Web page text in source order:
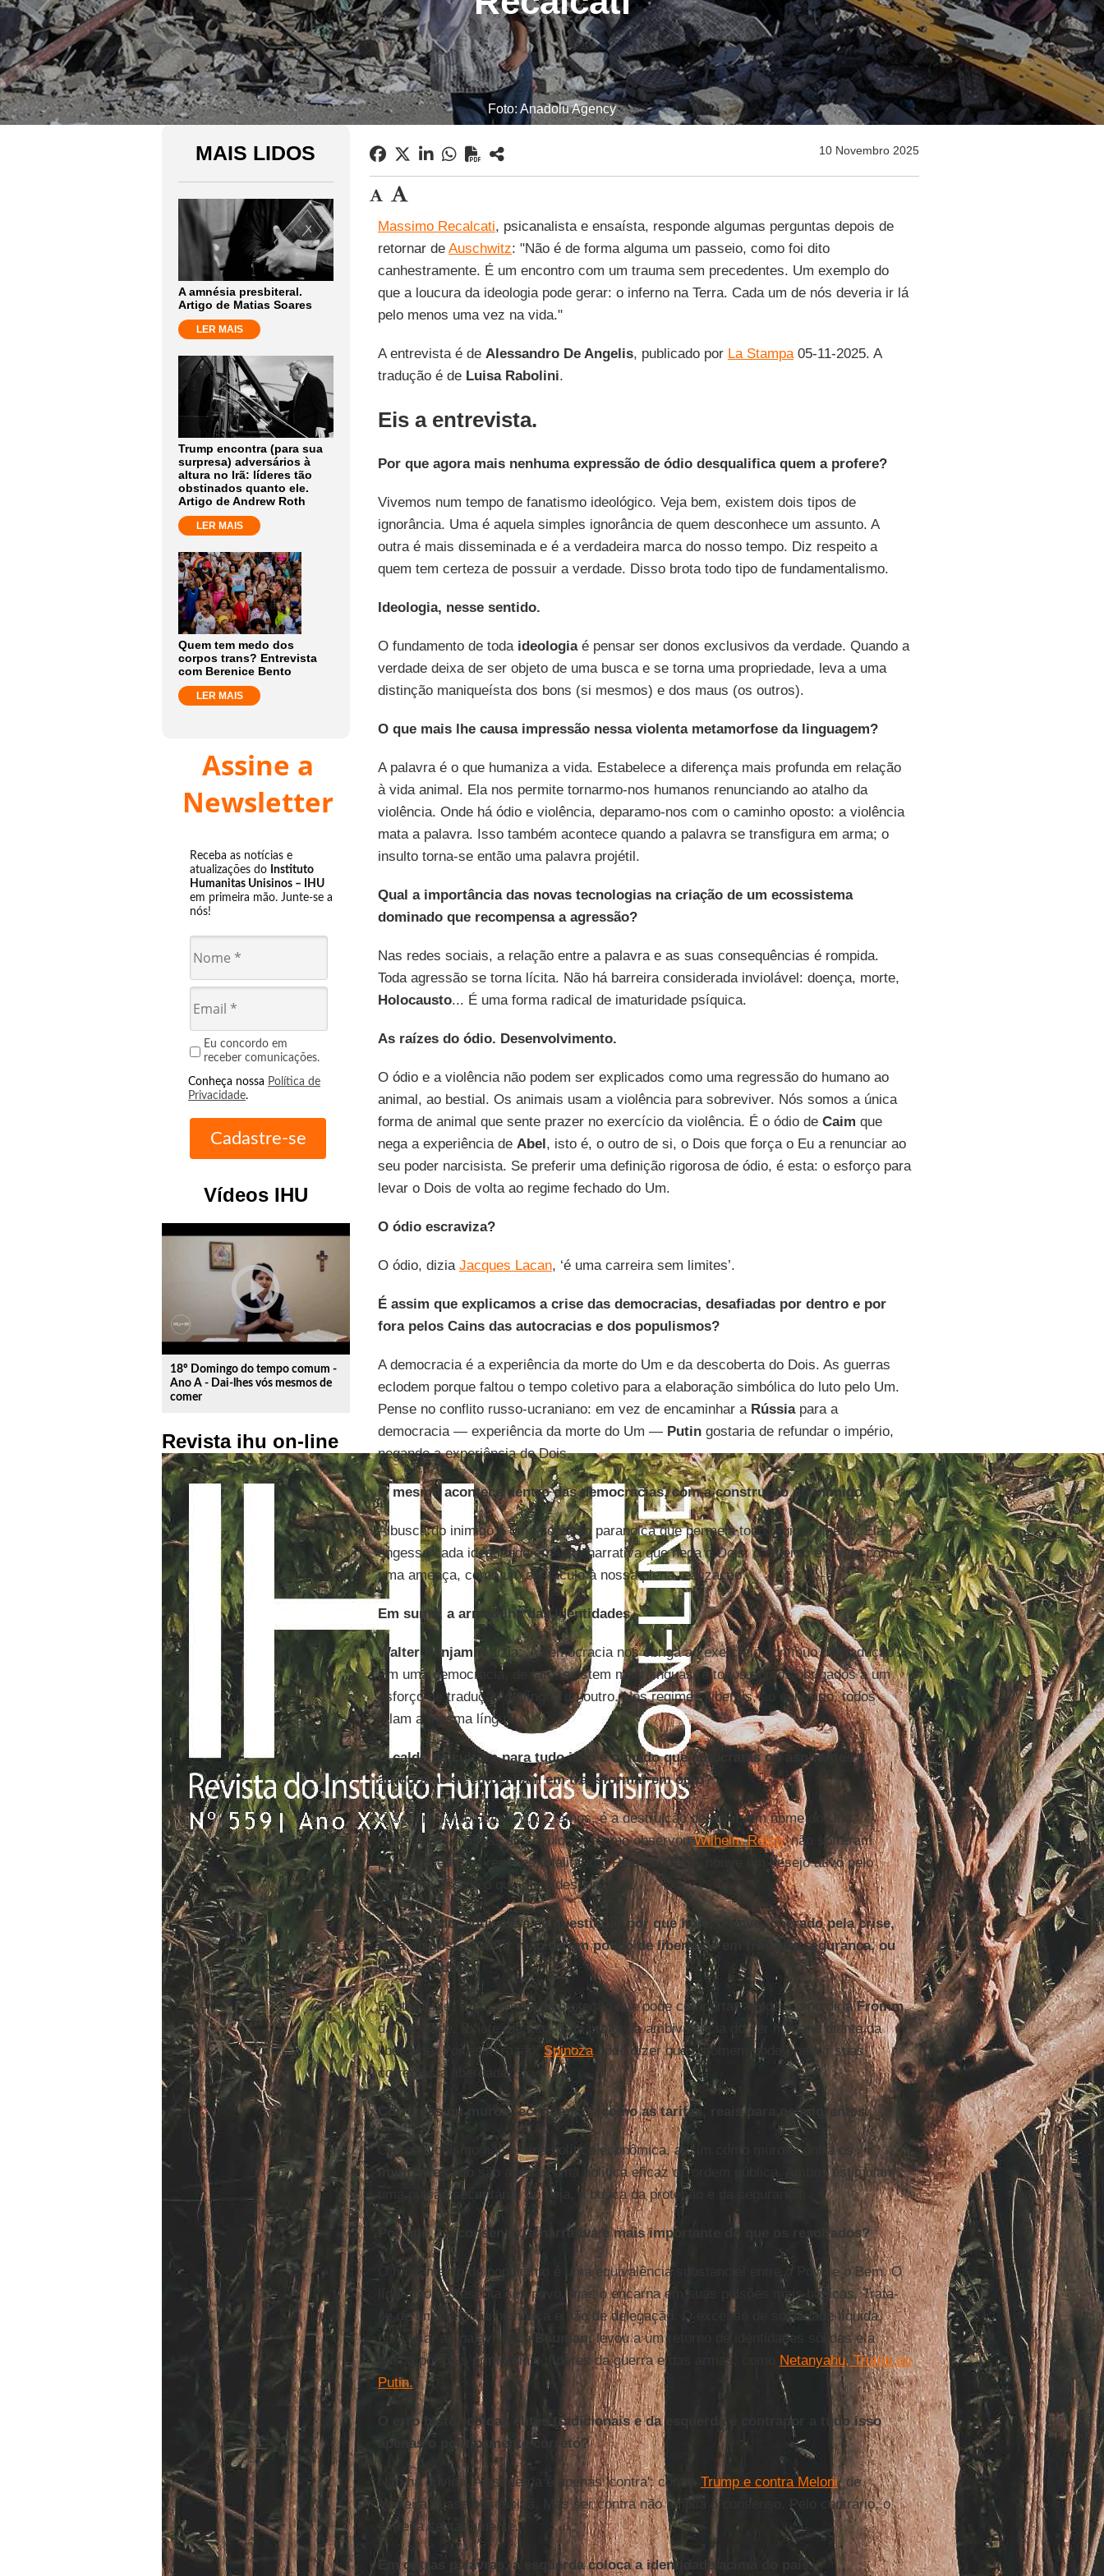
Foto: Anadolu Agency
MAIS LIDOS
A amnésia presbiteral.
Artigo de Matias Soares
LER MAIS
Trump encontra (para sua
surpresa) adversários à
altura no Irã: líderes tão
obstinados quanto ele.
Artigo de Andrew Roth
LER MAIS
Quem tem medo dos
corpos trans? Entrevista
com Berenice Bento
LER MAIS
Assine a
Newsletter
Receba as notícias e
atualizações do Instituto
Humanitas Unisinos – IHU
em primeira mão. Junte-se a
nós!
Eu concordo em
receber comunicações.
Conheça nossa Política de
Privacidade.
Vídeos IHU
play_circle_outline
18º Domingo do tempo comum -
Ano A - Dai-lhes vós mesmos de
comer
Revista ihu on-line
10 Novembro 2025
Massimo Recalcati, psicanalista e ensaísta, responde algumas perguntas depois de
retornar de Auschwitz: "Não é de forma alguma um passeio, como foi dito
canhestramente. É um encontro com um trauma sem precedentes. Um exemplo do
que a loucura da ideologia pode gerar: o inferno na Terra. Cada um de nós deveria ir lá
pelo menos uma vez na vida."
A entrevista é de Alessandro De Angelis, publicado por La Stampa05-11-2025. A
tradução é de Luisa Rabolini.
Eis a entrevista.
Por que agora mais nenhuma expressão de ódio desqualifica quem a profere?
Vivemos num tempo de fanatismo ideológico. Veja bem, existem dois tipos de
ignorância. Uma é aquela simples ignorância de quem desconhece um assunto. A
outra é mais disseminada e é a verdadeira marca do nosso tempo. Diz respeito a
quem tem certeza de possuir a verdade. Disso brota todo tipo de fundamentalismo.
Ideologia, nesse sentido.
O fundamento de todaideologiaé pensar ser donos exclusivos da verdade. Quando a
verdade deixa de ser objeto de uma busca e se torna uma propriedade, leva a uma
distinção maniqueísta dos bons (si mesmos) e dos maus (os outros).
O que mais lhe causa impressão nessa violenta metamorfose da linguagem?
A palavra é o que humaniza a vida. Estabelece a diferença mais profunda em relação
à vida animal. Ela nos permite tornarmo-nos humanos renunciando ao atalho da
violência. Onde há ódio e violência, deparamo-nos com o caminho oposto: a violência
mata a palavra. Isso também acontece quando a palavra se transfigura em arma; o
insulto torna-se então uma palavra projétil.
Qual a importância das novas tecnologias na criação de um ecossistema
dominado que recompensa a agressão?
Nas redes sociais, a relação entre a palavra e as suas consequências é rompida.
Toda agressão se torna lícita. Não há barreira considerada inviolável: doença, morte,
Holocausto... É uma forma radical de imaturidade psíquica.
As raízes do ódio. Desenvolvimento.
O ódio e a violência não podem ser explicados como uma regressão do humano ao
animal, ao bestial. Os animais usam a violência para sobreviver. Nós somos a única
forma de animal que sente prazer no exercício da violência. É o ódio de Caim que
nega a experiência de Abel, isto é, o outro de si, o Dois que força o Eu a renunciar ao
seu poder narcisista. Se preferir uma definição rigorosa de ódio, é esta: o esforço para
levar o Dois de volta ao regime fechado do Um.
O ódio escraviza?
O ódio, dizia Jacques Lacan, ‘é uma carreira sem limites’.
É assim que explicamos a crise das democracias, desafiadas por dentro e por
fora pelos Cains das autocracias e dos populismos?
A democracia é a experiência da morte do Um e da descoberta do Dois. As guerras
eclodem porque faltou o tempo coletivo para a elaboração simbólica do luto pelo Um.
Pense no conflito russo-ucraniano: em vez de encaminhar a Rússiapara a
democracia — experiência da morte do Um — Putingostaria de refundar o império,
negando a experiência do Dois.
O mesmo acontece dentro das democracias, com a construção do inimigo.
A busca do inimigo é uma vocação paranoica que permeia todo regime iliberal. Ela
engessa cada identidade em uma narrativa que nega o Dois: o diverso é vivido como
uma ameaça, como um obstáculo à nossa plena realização.
Em suma, a armadilha das identidades.
Walter Benjamin
dizia: 'A democracia nos obriga ao exercício contínuo da tradução'.
Em uma democracia, de fato, existem mais línguas, e todos somos obrigados a um
esforço de tradução da língua do outro. Nos regimes iliberais, ao contrário, todos
falam a mesma língua...
O caldo de cultura para tudo isso é o medo que autocratas ou aspirantes a
autocratas se empenham em transformar em ódio?
O soberanismo psíquico, dizíamos, é a destruição deAbel, em nome do Uno,
sozinho. As massas do século XX, como observouWilhelm Reich, não sofreram
passivamente os regimes totalitários. Pelo contrário, houve um desejo ativo pelo
fascismo. Isso é o que mais desconcerta.
Atualizando, equivale a se questionar por que hoje, o povo, onerado pela crise,
está disposto a abrir mão de um pouco de liberdade em troca de segurança, ou
da ilusão dela.
Exatamente. É um desejo de proteção que pode comportar a fuga, como diriaFromm,
da liberdade. Existe, de fato, uma profunda ambivalência do ser humano diante da
liberdade. Por essa razão,Spinozapôde dizer que o homem pode preferir suas
correntes à liberdade.
Correntes ou muros: econômicos como as tarifas, reais para os migrantes.
O protecionismo não é uma política econômica, assim como muros contra os
imigrantes não são apenas uma política eficaz de ordem pública. Ambos estimulam
uma pulsão securitária, ou seja, a busca da proteção e da segurança.
Por que, no consenso, a narrativa é mais importante do que os resultados?
O fundamento do populismo é uma equivalência substancial entre o Povo e o Bem. O
líder não representa seu povo, mas o encarna em suas pulsões mais básicas. Trata-
se de uma relação hipnótica e não de delegação. O excesso de sociedade líquida,
para usar as palavras de
Bauman, levou a um retorno de identidades sólidas e à
busca por pais primordiais, líderes da guerra e das armas, como Netanyahu, Trump ou
Putin.
O erro histórico das elites tradicionais e da esquerda é contrapor a tudo isso
apenas o politicamente correto?
Não há dúvida. A esquerda é apenas 'contra': contra Trump e contra Meloni, de
maneira quase obsessiva. Mas ser contra não amplia o consenso. Pelo contrário, o
estreita sectariamente.
Em outras palavras, a esquerda coloca a identidade acima do país.